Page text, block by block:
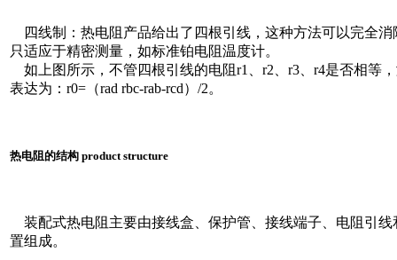
四线制：热电阻产品给出了四根引线，这种方法可以完全
只适应于精密测量，如标准铂电阻温度计。
如上图所示，不管四根引线的电阻r1、r2、r3、r4是否相等
表达为：r0=（rad rbc-rab-rcd）/2。
热电阻的结构 product structure
装配式热电阻主要由接线盒、保护管、接线端子、电阻引
置组成。